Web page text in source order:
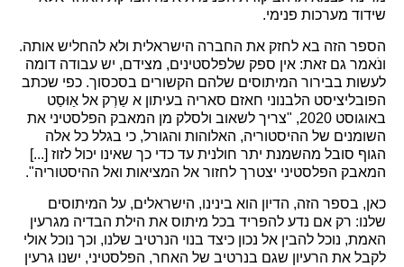
שידוד מערכות פנימי.
הספר הזה בא לחזק את החברה הישראלית ולא להחליש אותה.
ונֹאמר גם זאת: אין ספק שלפלסטינים, מצידם, יש עבודה דומה
לעשות בבירור המיתוסים שלהם הקשורים בסכסוך. כפי שכתב
הפובליציסט הלבנוני חאזם סאריה בעיתון א שַרְק אל אַוּסַט
באוגוסט 2020, "צריך לשאוב ולסלק מן המאבק הפלסטיני את
השומנים של ההיסטוריה, האלוהות והגורל, כי בגלל כל אלה
הגוף סובל מהשמנת יתר חולנית עד כדי כך שאינו יכול לזוז [...]
המאבק הפלסטיני יצטרך לחזור אל המציאות ואל ההיסטוריה".
כאן, בספר הזה, הדיון הוא בינינו, הישראלים, על המיתוסים
שלנו: רק אם נדע להפריד בכל מיתוס את הילת הבדיה מגרעין
האמת, נוכל להבין אל נכון כיצד בנוי הנרטיב שלנו, וכך נוכל אולי
לקבל את הרעיון שגם בנרטיב של האחר, הפלסטיני, ישנו גרעין